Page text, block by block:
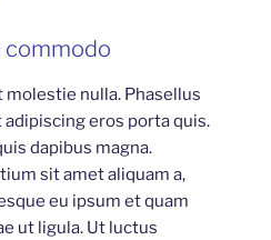
molestie nulla. Phasellus
eros porta quis.
dapibus magna.
sit amet aliquam a,
eu ipsum et quam
ut ligula. Ut luctus